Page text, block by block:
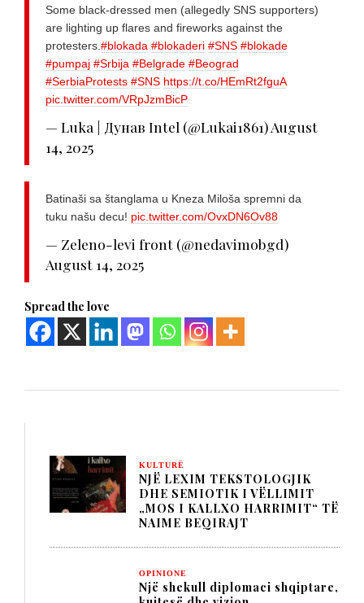
Some black-dressed men (allegedly SNS supporters)
are lighting up flares and fireworks against the
protesters.#blokada #blokaderi #SNS #blokade
#pumpaj #Srbija #Belgrade #Beograd
#SerbiaProtests #SNS https://t.co/HEmRt2fguA
pic.twitter.com/VRpJzmBicP
— Luka | Дунав Intel (@Lukai1861)August
14, 2025
Batinaši sa štanglama u Kneza Miloša spremni da
tuku našu decu! pic.twitter.com/OvxDN6Ov88
— Zeleno-levi front (@nedavimobgd)
August 14, 2025
Spread the love
KULTURË
NJË LEXIM TEKSTOLOGJIK
DHE SEMIOTIK I VËLLIMIT
„MOS I KALLXO HARRIMIT“ TË
NAIME BEQIRAJT
OPINIONE
Një shekull diplomaci shqiptare,